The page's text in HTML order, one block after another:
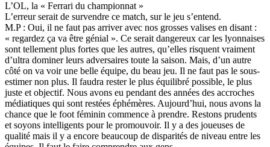
L’OL, la « Ferrari du championnat »
L’erreur serait de survendre ce match, sur le jeu s’entend.
M.P : Oui, il ne faut pas arriver avec nos grosses valises en disant :
« regardez ça va être génial ». Ce serait dangereux car les lyonnaises
sont tellement plus fortes que les autres, qu’elles risquent vraiment
d’ultra dominer leurs adversaires toute la saison. Mais, d’un autre
côté on va voir une belle équipe, du beau jeu. Il ne faut pas le sous-
estimer non plus. Il faudra rester le plus équilibré possible, le plus
juste et objectif. Nous avons eu pendant des années des accroches
médiatiques qui sont restées éphémères. Aujourd’hui, nous avons la
chance que le foot féminin commence à prendre. Restons prudents
et soyons intelligents pour le promouvoir. Il y a des joueuses de
qualité mais il y a encore beaucoup de disparités de niveau entre les